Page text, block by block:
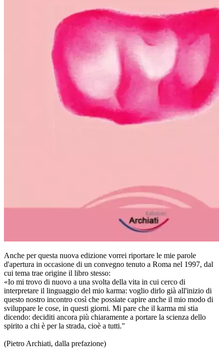
Anche per questa nuova edizione vorrei riportare le mie parole
d'apertura in occasione di un convegno tenuto a Roma nel 1997, dal
cui tema trae origine il libro stesso:
«Io mi trovo di nuovo a una svolta della vita in cui cerco di
interpretare il linguaggio del mio karma: voglio dirlo già all'inizio di
questo nostro incontro così che possiate capire anche il mio modo di
sviluppare le cose, in questi giorni. Mi pare che il karma mi stia
dicendo: deciditi ancora più chiaramente a portare la scienza dello
spirito a chi è per la strada, cioè a tutti."
(Pietro Archiati, dalla prefazione)